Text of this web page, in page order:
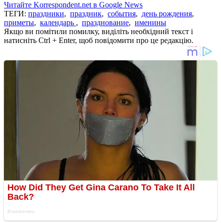
Читайте Korrespondent.net в Google News
ТЕГИ: праздники, праздник, события, день рождения,
приметы, календарь , празднование, именины
Якщо ви помітили помилку, виділіть необхідний текст і
натисніть Ctrl + Enter, щоб повідомити про це редакцію.